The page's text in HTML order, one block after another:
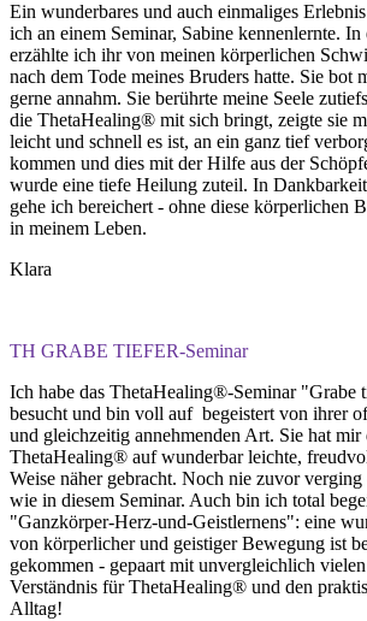
Ein wunderbares und auch einmaliges
ich an einem Seminar, Sabine kennenlernte. In
erzählte ich ihr von meinen körperlichen
nach dem Tode meines Bruders hatte. Sie bot
gerne annahm. Sie berührte meine Seele
die ThetaHealing® mit sich bringt, zeigte sie
leicht und schnell es ist, an ein ganz tief
kommen und dies mit der Hilfe aus der
wurde eine tiefe Heilung zuteil. In
gehe ich bereichert - ohne diese körperlichen
in meinem Leben.
Klara
TH GRABE TIEFER-Seminar
Ich habe das ThetaHealing®-Seminar "Grabe
besucht und bin voll auf begeistert von ihrer
und gleichzeitig annehmenden Art. Sie hat
ThetaHealing® auf wunderbar leichte,
Weise näher gebracht. Noch nie zuvor
wie in diesem Seminar. Auch bin ich total
"Ganzkörper-Herz-und-Geistlernens": eine
von körperlicher und geistiger Bewegung ist
gekommen - gepaart mit unvergleichlich
Verständnis für ThetaHealing® und den
Alltag!